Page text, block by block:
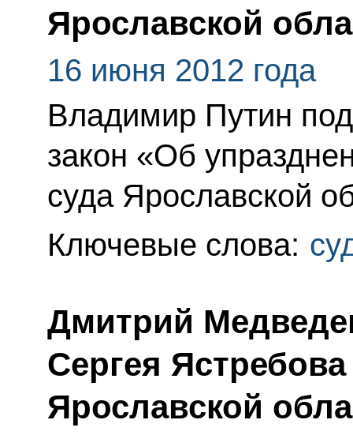
Ярославской
16 июня 2012 года
Владимир Путин
закон «Об
суда Ярославской
Ключевые слова:
Дмитрий
Сергея
Ярославской